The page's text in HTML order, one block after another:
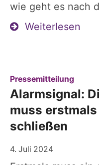
wie geht es nach
Weiterlesen
Pressemitteilung
Alarmsignal:
muss
schließen
4. Juli 2024